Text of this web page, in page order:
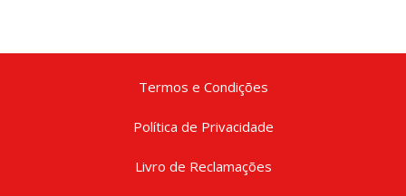
Termos e Condições
Política de Privacidade
Livro de Reclamações